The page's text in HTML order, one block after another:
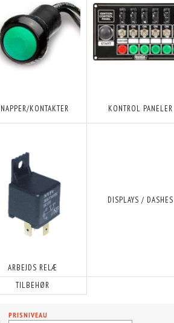
KONTAKTER KONTROL PANELER
ARBEJDS RELÆ
DISPLAYS / DASHES
TILBEHØR
PRISNIVEAU